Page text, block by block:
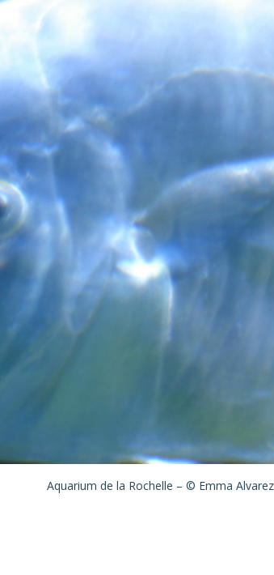
Aquarium de la Rochelle – © Emma